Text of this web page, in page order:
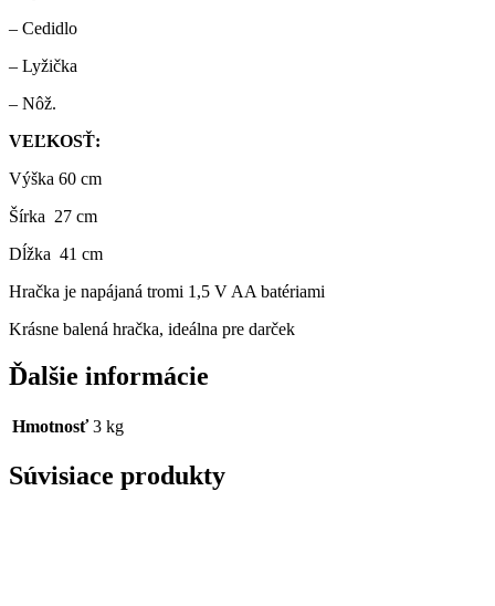
– Cedidlo
– Lyžička
– Nôž.
VEĽKOSŤ:
Výška 60 cm
Šírka 27 cm
Dĺžka 41 cm
Hračka je napájaná tromi 1,5 V AA batériami
Krásne balená hračka, ideálna pre darček
Ďalšie informácie
Hmotnosť 3 kg
Súvisiace produkty